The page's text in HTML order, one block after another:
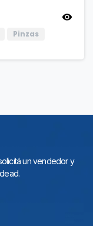
Pinzas
un vendedor y